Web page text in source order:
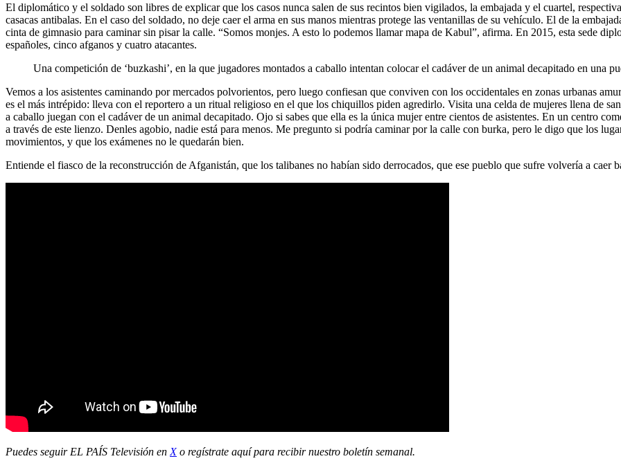
El diplomático y el soldado son libres de explicar que los casos nunca salen de sus recintos bien vigilados, la embajada y el cuartel,
casacas antibalas. En el caso del soldado, no deje caer el arma en sus manos mientras protege las ventanillas de su vehículo. El de la
cinta de gimnasio para caminar sin pisar la calle. “Somos monjes. A esto lo podemos llamar mapa de Kabul”, afirma. En 2015, esta sede
españoles, cinco afganos y cuatro atacantes.
Una competición de ‘buzkashi’, en la que jugadores montados a caballo intentan colocar el cadáver de un animal decapitado en una
Vemos a los asistentes caminando por mercados polvorientos, pero luego confiesan que conviven con los occidentales en zonas urbanas
es el más intrépido: lleva con el reportero a un ritual religioso en el que los chiquillos piden agredirlo. Visita una celda de mujeres llena de
a caballo juegan con el cadáver de un animal decapitado. Ojo si sabes que ella es la única mujer entre cientos de asistentes. En un centro
a través de este lienzo. Denles agobio, nadie está para menos. Me pregunto si podría caminar por la calle con burka, pero le digo que los
movimientos, y que los exámenes no le quedarán bien.
Entiende el fiasco de la reconstrucción de Afganistán, que los talibanes no habían sido derrocados, que ese pueblo que sufre volvería a
Puedes seguir EL PAÍS Televisión en Xo regístrate aquí para recibirnuestro boletín semanal.